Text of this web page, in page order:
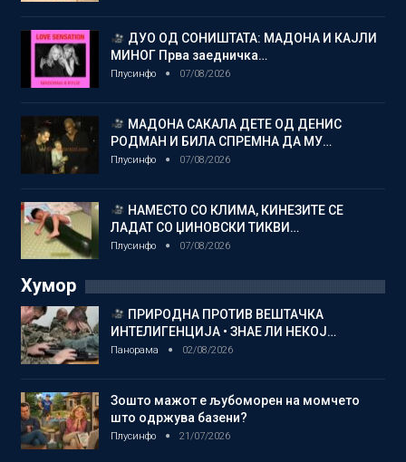
ДУО ОД СОНИШТАТА: МАДОНА И КАЈЛИ
МИНОГ Прва заедничка…
Плусинфо 07/08/2026
МАДОНА САКАЛА ДЕТЕ ОД ДЕНИС
РОДМАН И БИЛА СПРЕМНА ДА МУ…
Плусинфо 07/08/2026
НАМЕСТО СО КЛИМА, КИНЕЗИТЕ СЕ
ЛАДАТ СО ЏИНОВСКИ ТИКВИ…
Плусинфо 07/08/2026
Хумор
ПРИРОДНА ПРОТИВ ВЕШТАЧКА
ИНТЕЛИГЕНЦИЈА • ЗНАЕ ЛИ НЕКОЈ…
Панорама 02/08/2026
Зошто мажот е љубоморен на момчето
што одржува базени?
Плусинфо 21/07/2026